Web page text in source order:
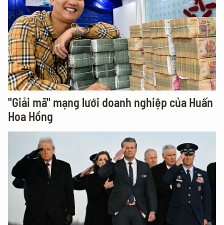
"Giải mã" mạng lưới doanh nghiệp của Huấn
Hoa Hồng